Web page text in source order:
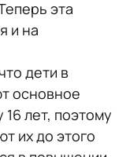
эта
и на
дети в
основное
лет, поэтому
их до этого